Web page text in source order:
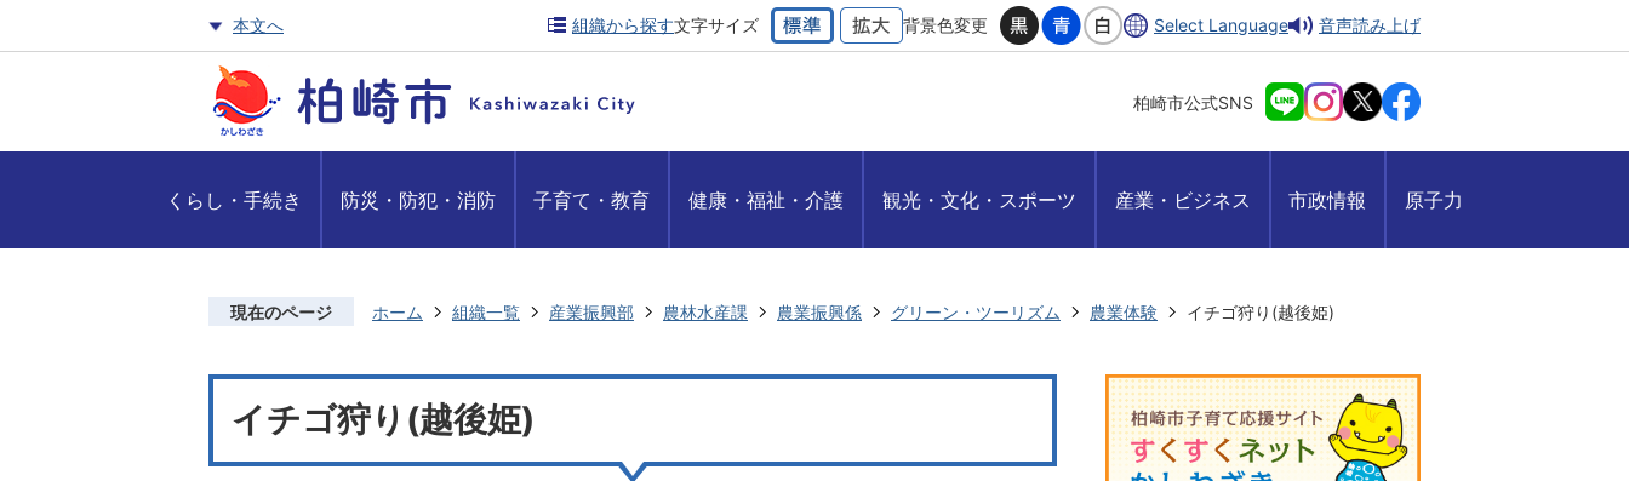
本文へ 組織から探す文字サイズ 背景色変更 Select Language 音声読み上げ
柏崎市公式SNS
くらし・手続き 防災・防犯・消防 子育て・教育 健康・福祉・介護 観光・文化・スポーツ 産業・ビジネス 市政情報 原子力
現在のページ ホーム 組織一覧 産業振興部 農林水産課 農業振興係 グリーン・ツーリズム 農業体験 イチゴ狩り(越後姫)
イチゴ狩り(越後姫)